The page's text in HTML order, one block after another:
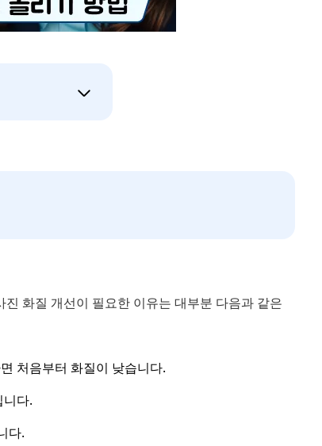
화질 개선이 필요한 이유는 대부분 다음과 같은
처음부터 화질이 낮습니다.
다.
다.